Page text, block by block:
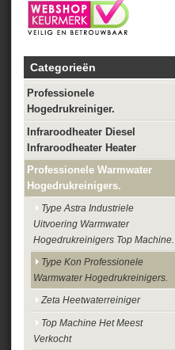
Categorieën
Professionele
Hogedrukreiniger.
Infraroodheater Diesel
Infraroodheater Heater
Professionele Warmwater
Hogedrukreinigers.
Type Astra Industriele
Uitvoering Warmwater
Hogedrukreinigers Top Machine.
Type Kon Professionele
Warmwater Hogedrukreinigers.
Zeta Heetwaterreiniger
Top Machine Het Meest
Verkocht